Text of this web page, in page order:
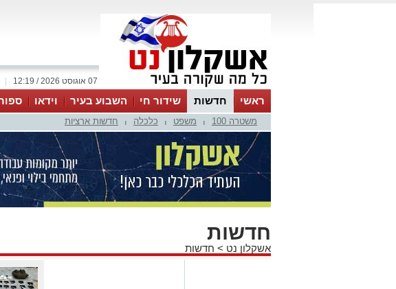
07 אוגוסט 2026 / 12:19
ראשי חדשות שידור חי השבוע בעיר וידאו
משטרה 100 משפט כלכלה חדשות ארציות
חדשות
אשקלון נט > חדשות